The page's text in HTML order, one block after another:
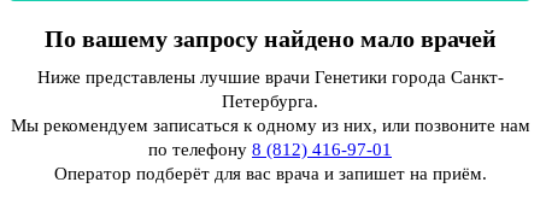
По вашему запросу найдено мало врачей
Ниже представлены лучшие врачи Генетики города Санкт-
Петербурга.
Мы рекомендуем записаться к одному из них, или позвоните нам
по телефону 8 (812) 416-97-01
Оператор подберёт для вас врача и запишет на приём.